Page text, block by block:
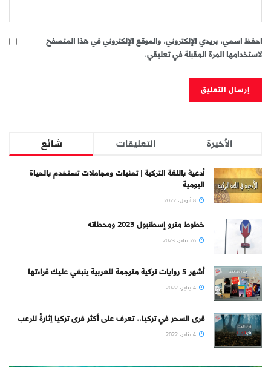
احفظ اسمي، بريدي الإلكتروني، والموقع الإلكتروني في هذا المتصفح
لاستخدامها المرة المقبلة في تعليقي.
شائع التعليقات الأخيرة
أدعية باللغة التركية | تمنيات ومجاملات تستخدم بالحياة
اليومية
8 أبريل، 2022
خطوط مترو إسطنبول 2023 ومحطاته
26 يناير، 2023
أشهر 5 روايات تركية مترجمة للعربية ينبغي عليك قراءتها
4 يناير، 2022
قرى السحر في تركيا.. تعرف على أكثر قرى تركيا إثارةً للرعب
4 يناير، 2022